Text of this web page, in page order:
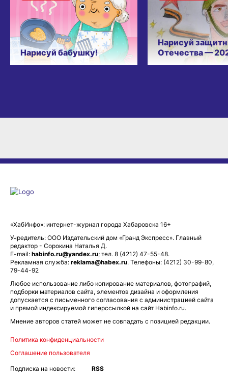
Нарисуй бабушку!
Нарисуй
Отечества —
«ХабИнфо»: интернет-журнал города Хабаровска 16+
Учредитель: ООО Издательский дом «Гранд Экспресс». Главный
редактор - Сорокина Наталья Д.
E-mail: habinfo.ru@yandex.ru; тел. 8 (4212) 47-55-48.
Рекламная служба: reklama@habex.ru. Телефоны: (4212) 30-99-80,
79-44-92
Любое использование либо копирование материалов, фотографий,
подборки материалов сайта, элементов дизайна и оформления
допускается с письменного согласования с администрацией сайта
и прямой индексируемой гиперссылкой на сайт Habinfo.ru.
Мнение авторов статей может не совпадать с позицией редакции.
Политика конфиденциальности
Соглашение пользователя
Подписка на новости:
RSS